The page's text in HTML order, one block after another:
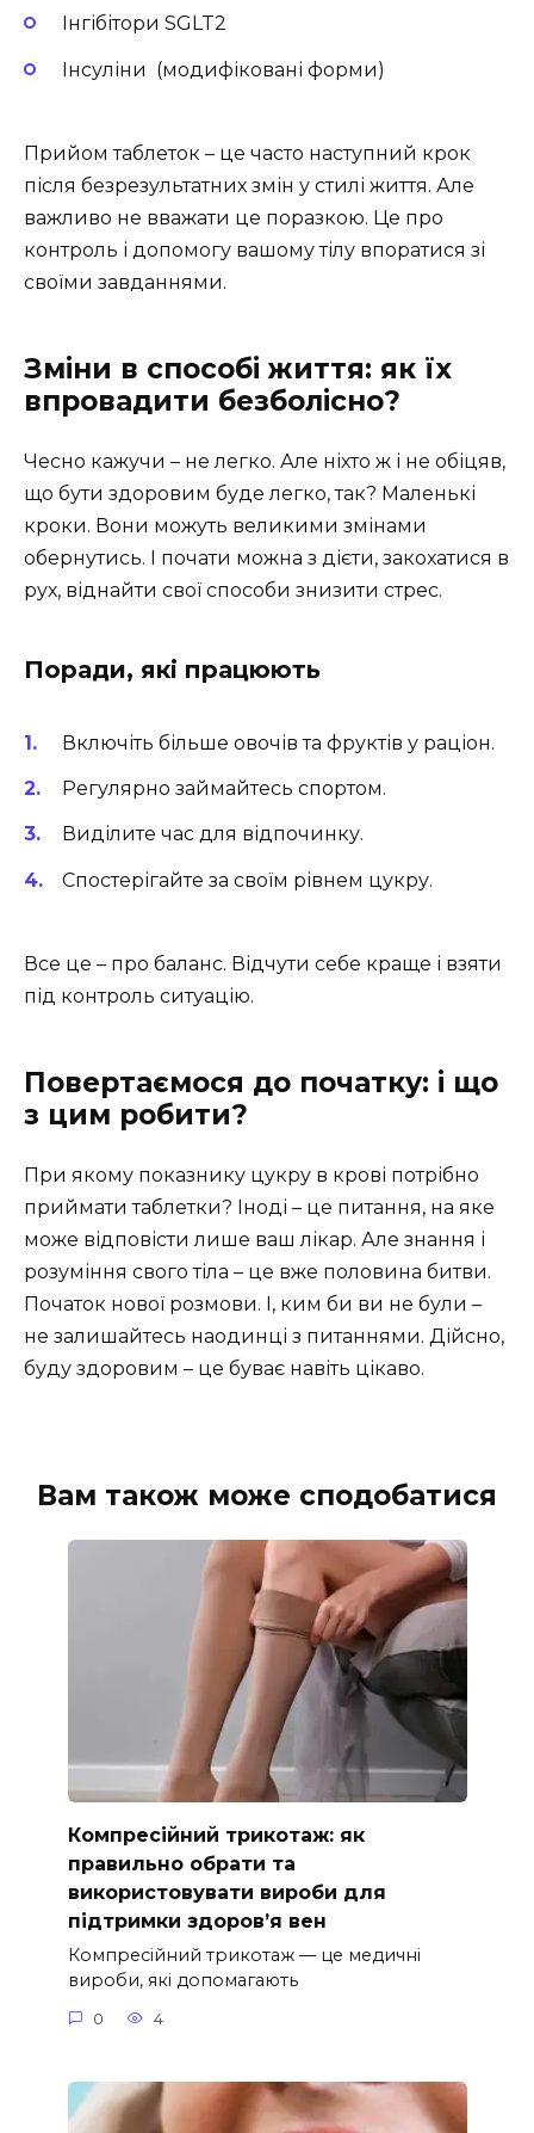
Інгібітори SGLT2
Інсуліни (модифіковані форми)
Прийом таблеток – це часто наступний крок
після безрезультатних змін у стилі життя. Але
важливо не вважати це поразкою. Це про
контроль і допомогу вашому тілу впоратися зі
своїми завданнями.
Зміни в способі життя: як їх
впровадити безболісно?
Чесно кажучи – не легко. Але ніхто ж і не обіцяв,
що бути здоровим буде легко, так? Маленькі
кроки. Вони можуть великими змінами
обернутись. І почати можна з дієти, закохатися в
рух, віднайти свої способи знизити стрес.
Поради, які працюють
Включіть більше овочів та фруктів у раціон.
Регулярно займайтесь спортом.
Виділите час для відпочинку.
Спостерігайте за своїм рівнем цукру.
Все це – про баланс. Відчути себе краще і взяти
під контроль ситуацію.
Повертаємося до початку: і що
з цим робити?
При якому показнику цукру в крові потрібно
приймати таблетки? Іноді – це питання, на яке
може відповісти лише ваш лікар. Але знання і
розуміння свого тіла – це вже половина битви.
Початок нової розмови. І, ким би ви не були –
не залишайтесь наодинці з питаннями. Дійсно,
буду здоровим – це буває навіть цікаво.
Вам також може сподобатися
Компресійний трикотаж: як
правильно обрати та
використовувати вироби для
підтримки здоров’я вен
Компресійний трикотаж — це медичні
вироби, які допомагають
0 4